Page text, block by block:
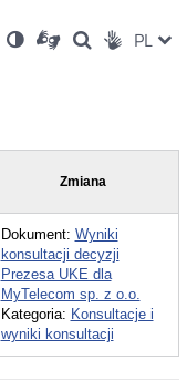
Ustawienia
Wersja
kontrastowa
Dla
niesłyszących
OtwórzOtwórz
w
Otwórz
w
Social PL
Zmiana
Dokument: Wyniki
konsultacji decyzji
Prezesa UKE dla
MyTelecom sp. z o.o.
Kategoria: Konsultacje i
wyniki konsultacji